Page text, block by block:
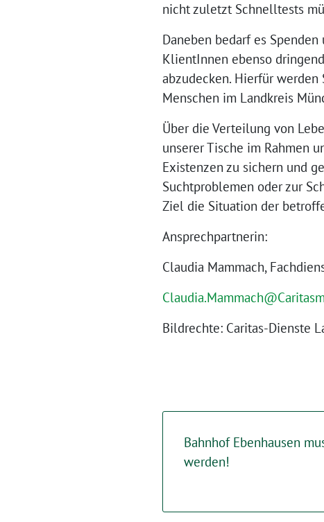
nicht zuletzt Schnelltests
Daneben bedarf es
KlientInnen ebenso
abzudecken. Hierfür
Menschen im Landkreis
Über die Verteilung von
unserer Tische im Rahmen
Existenzen zu sichern und
Suchtproblemen oder zur
Ziel die Situation der
Ansprechpartnerin:
Claudia Mammach,
Bildrechte: Caritas-Dienste
Bahnhof Ebenhausen
werden!